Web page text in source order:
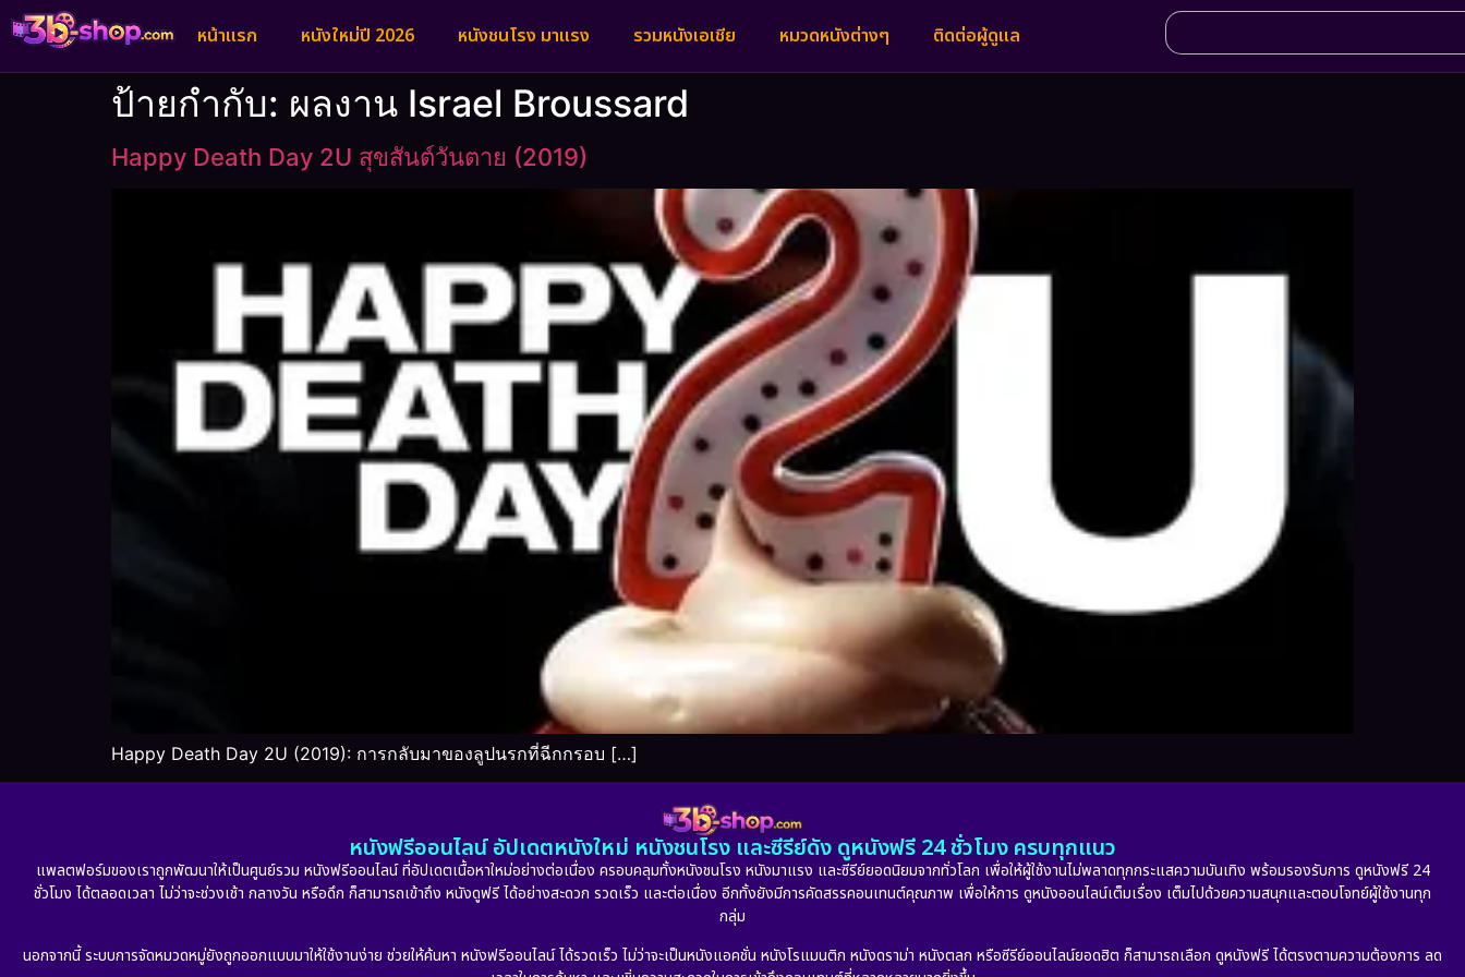
หน้าแรก หนังใหม่ปี 2026 หนังชนโรง มาแรง รวมหนังเอเชีย หมวดหนังต่างๆ ติดต่อผู้ดูแล
ป้ายกำกับ: ผลงาน Israel Broussard
Happy Death Day 2U สุขสันต์วันตาย (2019)
Happy Death Day 2U (2019): การกลับมาของลูปนรกที่ฉีกกรอบ […]
หนังฟรีออนไลน์ อัปเดตหนังใหม่ หนังชนโรง และซีรีย์ดัง ดูหนังฟรี 24 ชั่วโมง ครบทุกแนว
แพลตฟอร์มของเราถูกพัฒนาให้เป็นศูนย์รวม หนังฟรีออนไลน์ ที่อัปเดตเนื้อหาใหม่อย่างต่อเนื่อง ครอบคลุมทั้งหนังชนโรง หนังมาแรง และซีรีย์ยอดนิยมจากทั่วโลก เพื่อให้ผู้ใช้งานไม่พลาดทุกกระแสความบันเทิง พร้อมรองรับการ ดูหนังฟรี 24
ชั่วโมง ได้ตลอดเวลา ไม่ว่าจะช่วงเช้า กลางวัน หรือดึก ก็สามารถเข้าถึง หนังดูฟรี ได้อย่างสะดวก รวดเร็ว และต่อเนื่อง อีกทั้งยังมีการคัดสรรคอนเทนต์คุณภาพ เพื่อให้การ ดูหนังออนไลน์เต็มเรื่อง เต็มไปด้วยความสนุกและตอบโจทย์ผู้ใช้งานทุก
กลุ่ม
นอกจากนี้ ระบบการจัดหมวดหมู่ยังถูกออกแบบมาให้ใช้งานง่าย ช่วยให้ค้นหา หนังฟรีออนไลน์ ได้รวดเร็ว ไม่ว่าจะเป็นหนังแอคชั่น หนังโรแมนติก หนังดราม่า หนังตลก หรือซีรีย์ออนไลน์ยอดฮิต ก็สามารถเลือก ดูหนังฟรี ได้ตรงตามความต้องการ ลด